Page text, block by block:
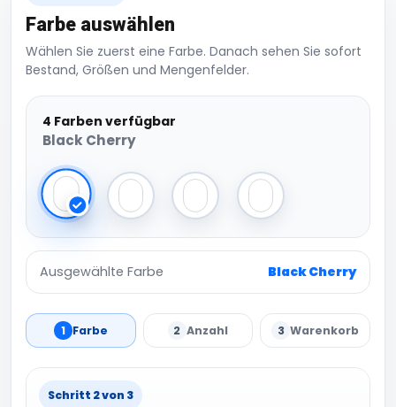
Farbe auswählen
Wählen Sie zuerst eine Farbe. Danach sehen Sie sofort
Bestand, Größen und Mengenfelder.
4 Farben verfügbar
Black Cherry
Black CherryBlue Steel Blueberry Cheesecake
Dijon Blue
Ausgewählte Farbe Black Cherry
1 Farbe 2 Anzahl 3 Warenkorb
Schritt 2 von 3